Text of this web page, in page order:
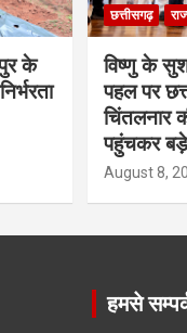
के
छत्तीसगढ़
विष्णु के
पहल पर
चिंतलनार
पहुंचकर बड़े
August 8,
हमसे